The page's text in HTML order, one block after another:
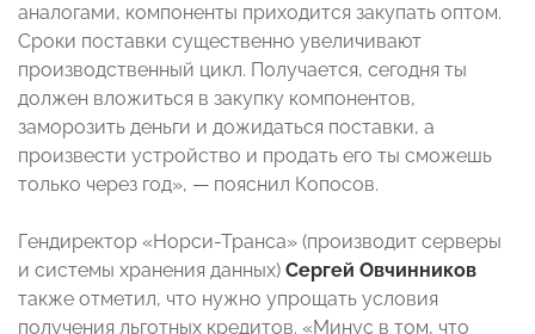
аналогами, компоненты приходится закупать оптом.
Сроки поставки существенно увеличивают
производственный цикл. Получается, сегодня ты
должен вложиться в закупку компонентов,
заморозить деньги и дожидаться поставки, а
произвести устройство и продать его ты сможешь
только через год», — пояснил Копосов.
Гендиректор «Норси-Транса» (производит серверы
и системы хранения данных) Сергей Овчинников
также отметил, что нужно упрощать условия
получения льготных кредитов. «Минус в том, что